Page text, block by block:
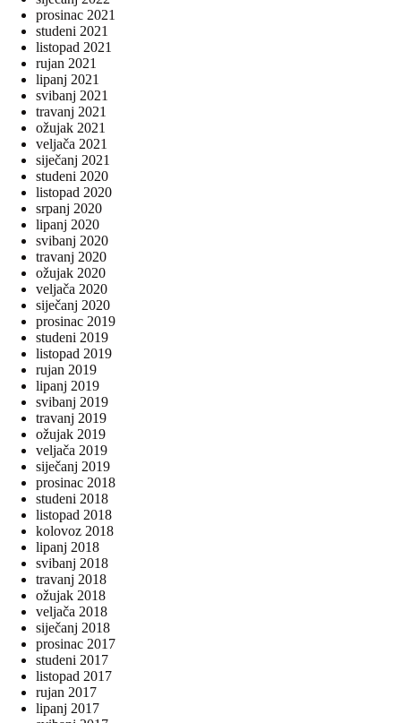
prosinac 2021
studeni 2021
listopad 2021
rujan 2021
lipanj 2021
svibanj 2021
travanj 2021
ožujak 2021
veljača 2021
siječanj 2021
studeni 2020
listopad 2020
srpanj 2020
lipanj 2020
svibanj 2020
travanj 2020
ožujak 2020
veljača 2020
siječanj 2020
prosinac 2019
studeni 2019
listopad 2019
rujan 2019
lipanj 2019
svibanj 2019
travanj 2019
ožujak 2019
veljača 2019
siječanj 2019
prosinac 2018
studeni 2018
listopad 2018
kolovoz 2018
lipanj 2018
svibanj 2018
travanj 2018
ožujak 2018
veljača 2018
siječanj 2018
prosinac 2017
studeni 2017
listopad 2017
rujan 2017
lipanj 2017